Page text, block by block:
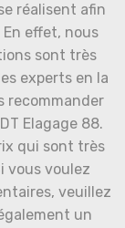
réalisent afin
effet, nous
sont très
experts en la
recommander
Elagage 88.
qui sont très
vous voulez
veuillez
un